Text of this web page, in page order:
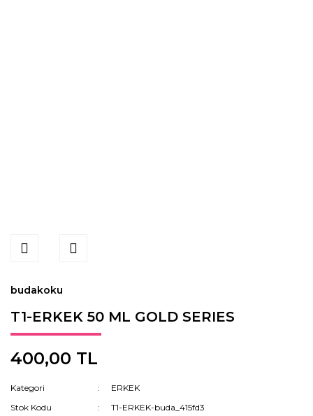
budakoku
T1-ERKEK 50 ML GOLD SERIES
400,00 TL
Kategori
ERKEK
Stok Kodu
T1-ERKEK-buda_415fd3